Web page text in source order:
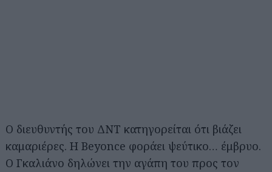
Ο διευθυντής του ΔΝΤ κατηγορείται ότι βιάζει
καμαριέρες. Η Beyonce φοράει ψεύτικο… έμβρυο.
Ο Γκαλιάνο δηλώνει την αγάπη του προς τον